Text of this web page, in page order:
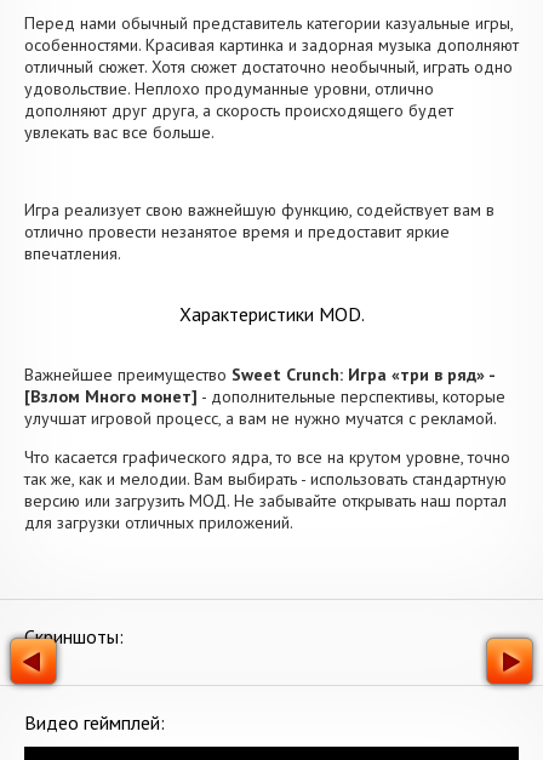
Перед нами обычный представитель категории казуальные игры,
особенностями. Красивая картинка и задорная музыка дополняют
отличный сюжет. Хотя сюжет достаточно необычный, играть одно
удовольствие. Неплохо продуманные уровни, отлично
дополняют друг друга, а скорость происходящего будет
увлекать вас все больше.
Игра реализует свою важнейшую функцию, содействует вам в
отлично провести незанятое время и предоставит яркие
впечатления.
Характеристики MOD.
Важнейшее преимущество Sweet Crunch: Игра «три в ряд» -
[Взлом Много монет] - дополнительные перспективы, которые
улучшат игровой процесс, а вам не нужно мучатся с рекламой.
Что касается графического ядра, то все на крутом уровне, точно
так же, как и мелодии. Вам выбирать - использовать стандартную
версию или загрузить МОД. Не забывайте открывать наш портал
для загрузки отличных приложений.
Скриншоты:
Видео геймплей: